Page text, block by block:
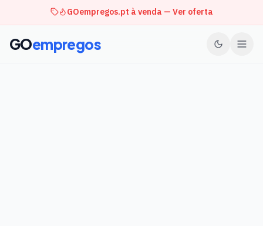
GOempregos.pt à venda — Ver oferta
GOempregos